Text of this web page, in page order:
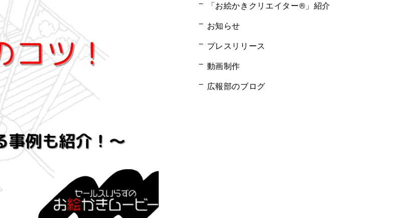
「お絵かきクリエイター®」紹介
お知らせ
プレスリリース
動画制作
広報部のブログ